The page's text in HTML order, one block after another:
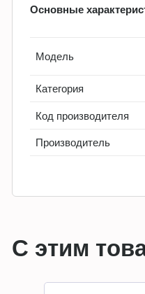
Основные
Модель
Категория
Код производителя
Производитель
С этим